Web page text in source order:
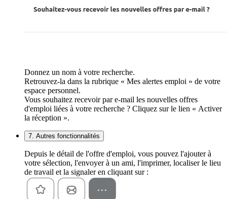
Donnez un nom à votre recherche.
Retrouvez-la dans la rubrique « Mes alertes emploi » de votre
espace personnel.
Vous souhaitez recevoir par e-mail les nouvelles offres
d'emploi liées à votre recherche ? Cliquez sur le lien « Activer
la réception ».
7. Autres fonctionnalités
Depuis le détail de l'offre d'emploi, vous pouvez l'ajouter à
votre sélection, l'envoyer à un ami, l'imprimer, localiser le lieu
de travail et la signaler en cliquant sur :